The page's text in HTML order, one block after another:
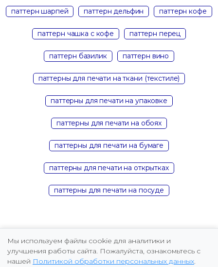
паттерн шарпей паттерн дельфин паттерн кофе
паттерн чашка с кофе паттерн перец
паттерн базилик паттерн вино
паттерны для печати на ткани (текстиле)
паттерны для печати на упаковке
паттерны для печати на обоях
паттерны для печати на бумаге
паттерны для печати на открытках
паттерны для печати на посуде
Мы используем файлы cookie для аналитики и
улучшения работы сайта. Пожалуйста, ознакомьтесь с
нашей Политикой обработки персональных данных.